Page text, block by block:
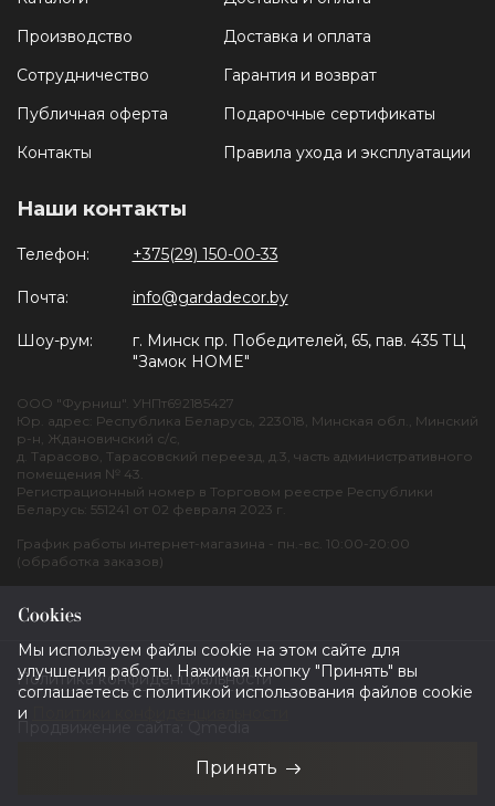
Производство
Сотрудничество
Публичная оферта
Контакты
Доставка и оплата
Гарантия и возврат
Подарочные сертификаты
Правила ухода и эксплуатации
Наши контакты
Телефон: +375(29) 150-00-33
Почта: info@gardadecor.by
Шоу-рум:
г. Минск пр. Победителей, 65, пав. 435 ТЦ
"Замок HOME"
ООО "Фурниш". УНПт692185427
Юр. адрес: Республика Беларусь, 223018, Минская обл., Минский
р-н, Ждановичский с/с,
д. Тарасово, Тарасовский переезд, д.3, часть административного
помещения № 43.
Регистрационный номер в Торговом реестре Республики
Беларусь: 551241 от 02 февраля 2023 г.
График работы интернет-магазина - пн.-вс. 10:00-20:00
(обработка заказов)
Политика конфиденциальности
Разработка сайта — dev.grizzly.by
Cookies
Мы используем файлы cookie на этом сайте для
улучшения работы. Нажимая кнопку "Принять" вы
соглашаетесь с политикой использования файлов cookie
и
Принять